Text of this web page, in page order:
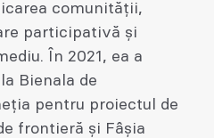
comunității,
participativă și
În 2021, ea a
Bienala de
pentru proiectul de
frontieră și Fâșia